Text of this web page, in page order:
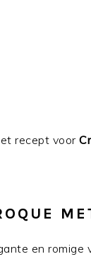
recept voor
en romige